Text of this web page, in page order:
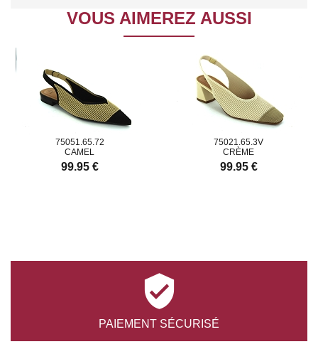
VOUS AIMEREZ AUSSI
75051.65.72
CAMEL
99.95 €
75021.65.3V
CRÈME
99.95 €

PAIEMENT SÉCURISÉ